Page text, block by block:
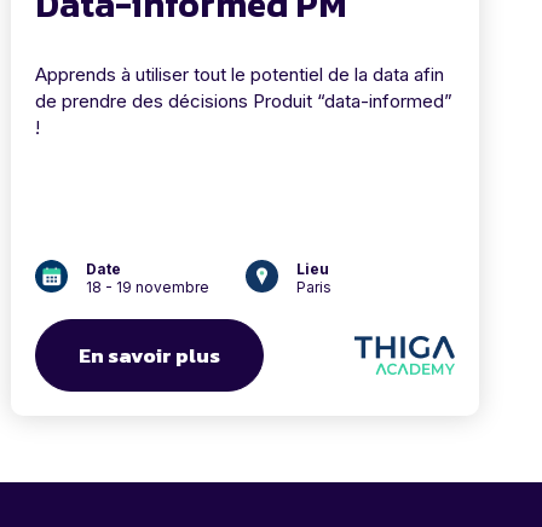
Apprends à utiliser tout le potentiel de la data afin
de prendre des décisions Produit “data-informed”
!
Date
18 - 19 novembre
Lieu
Paris
En savoir plus